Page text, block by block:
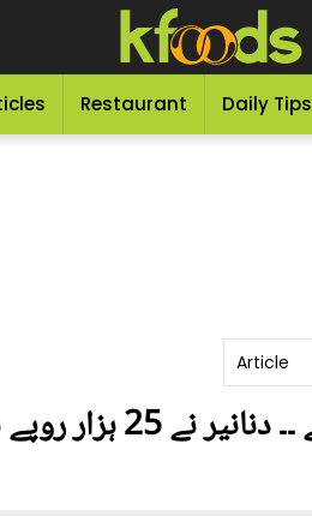
Restaurant Daily Tips
لال مرچ سے کریں